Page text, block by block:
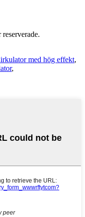
med hög effekt,
,